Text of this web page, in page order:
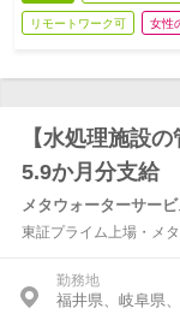
リモートワーク可 女性
【水処理施設
5.9か月分支給
メタウォーターサー
東証プライム上場・メ
勤務地
福井県、岐阜県